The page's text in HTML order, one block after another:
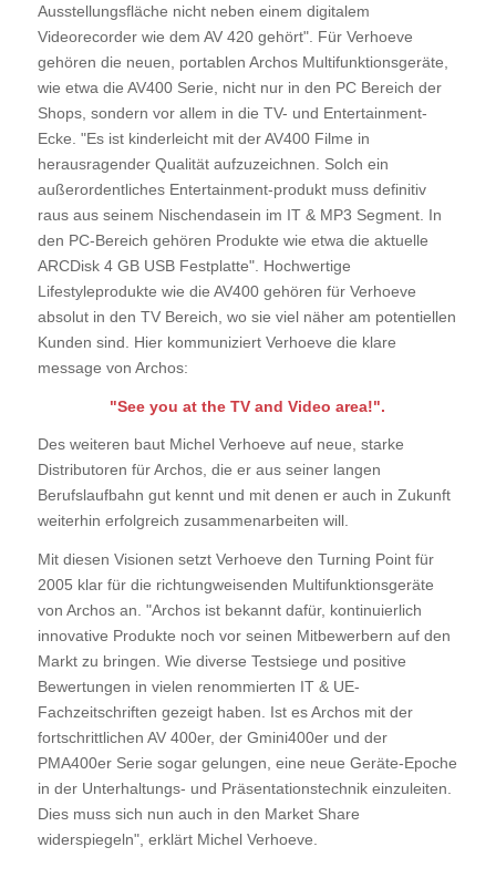
Ausstellungsfläche nicht neben einem digitalem
Videorecorder wie dem AV 420 gehört". Für Verhoeve
gehören die neuen, portablen Archos Multifunktionsgeräte,
wie etwa die AV400 Serie, nicht nur in den PC Bereich der
Shops, sondern vor allem in die TV- und Entertainment-
Ecke. "Es ist kinderleicht mit der AV400 Filme in
herausragender Qualität aufzuzeichnen. Solch ein
außerordentliches Entertainment-produkt muss definitiv
raus aus seinem Nischendasein im IT & MP3 Segment. In
den PC-Bereich gehören Produkte wie etwa die aktuelle
ARCDisk 4 GB USB Festplatte". Hochwertige
Lifestyleprodukte wie die AV400 gehören für Verhoeve
absolut in den TV Bereich, wo sie viel näher am potentiellen
Kunden sind. Hier kommuniziert Verhoeve die klare
message von Archos:
"See you at the TV and Video area!".
Des weiteren baut Michel Verhoeve auf neue, starke
Distributoren für Archos, die er aus seiner langen
Berufslaufbahn gut kennt und mit denen er auch in Zukunft
weiterhin erfolgreich zusammenarbeiten will.
Mit diesen Visionen setzt Verhoeve den Turning Point für
2005 klar für die richtungweisenden Multifunktionsgeräte
von Archos an. "Archos ist bekannt dafür, kontinuierlich
innovative Produkte noch vor seinen Mitbewerbern auf den
Markt zu bringen. Wie diverse Testsiege und positive
Bewertungen in vielen renommierten IT & UE-
Fachzeitschriften gezeigt haben. Ist es Archos mit der
fortschrittlichen AV 400er, der Gmini400er und der
PMA400er Serie sogar gelungen, eine neue Geräte-Epoche
in der Unterhaltungs- und Präsentationstechnik einzuleiten.
Dies muss sich nun auch in den Market Share
widerspiegeln", erklärt Michel Verhoeve.